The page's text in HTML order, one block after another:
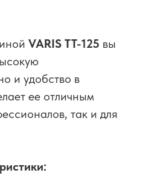
VARIS TT-125 вы
и удобство в
ее отличным
так и для